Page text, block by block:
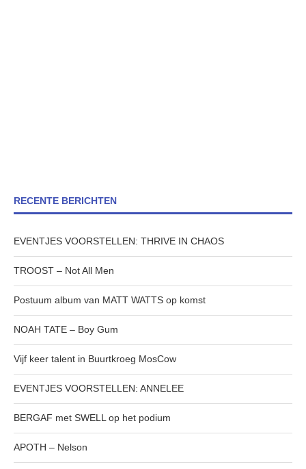
RECENTE BERICHTEN
EVENTJES VOORSTELLEN: THRIVE IN CHAOS
TROOST – Not All Men
Postuum album van MATT WATTS op komst
NOAH TATE – Boy Gum
Vijf keer talent in Buurtkroeg MosCow
EVENTJES VOORSTELLEN: ANNELEE
BERGAF met SWELL op het podium
APOTH – Nelson